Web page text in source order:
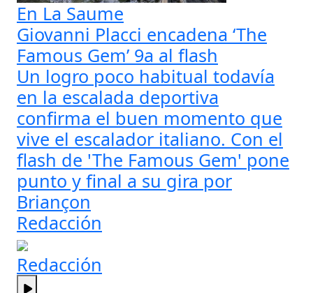
En La Saume
Giovanni Placci encadena ‘The
Famous Gem’ 9a al flash
Un logro poco habitual todavía
en la escalada deportiva
confirma el buen momento que
vive el escalador italiano. Con el
flash de 'The Famous Gem' pone
punto y final a su gira por
Briançon
Redacción
Redacción